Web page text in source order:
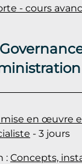
- cours
en œuvre
- 3 jours
: Concepts,